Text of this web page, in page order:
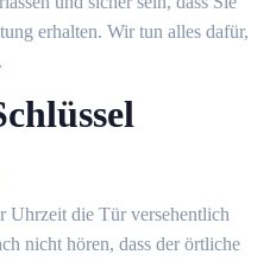
erhalten. Wir tun alles dafür,
Uhrzeit die Tür versehentlich
nicht hören, dass der örtliche